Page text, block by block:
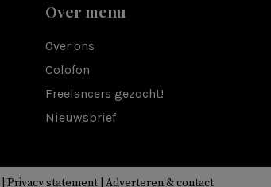
Over menu
Over ons
Colofon
Freelancers gezocht!
Nieuwsbrief
Privacy statement Adverteren & contact